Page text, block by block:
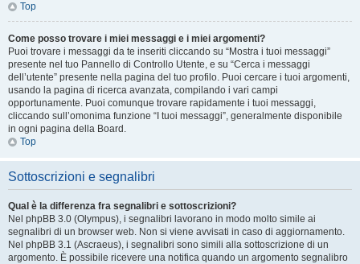
Top
Come posso trovare i miei messaggi e i miei argomenti?
Puoi trovare i messaggi da te inseriti cliccando su “Mostra i tuoi messaggi”
presente nel tuo Pannello di Controllo Utente, e su “Cerca i messaggi
dell’utente” presente nella pagina del tuo profilo. Puoi cercare i tuoi argomenti,
usando la pagina di ricerca avanzata, compilando i vari campi
opportunamente. Puoi comunque trovare rapidamente i tuoi messaggi,
cliccando sull’omonima funzione “I tuoi messaggi”, generalmente disponibile
in ogni pagina della Board.
Top
Sottoscrizioni e segnalibri
Qual è la differenza fra segnalibri e sottoscrizioni?
Nel phpBB 3.0 (Olympus), i segnalibri lavorano in modo molto simile ai
segnalibri di un browser web. Non si viene avvisati in caso di aggiornamento.
Nel phpBB 3.1 (Ascraeus), i segnalibri sono simili alla sottoscrizione di un
argomento. È possibile ricevere una notifica quando un argomento segnalibro